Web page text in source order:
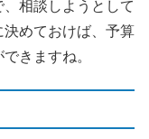
相談しようとして
めておけば、予算
きますね。